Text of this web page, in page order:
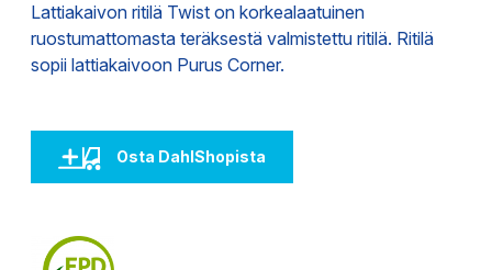
Lattiakaivon ritilä Twist on korkealaatuinen
ruostumattomasta teräksestä valmistettu ritilä. Ritilä
sopii lattiakaivoon Purus Corner.
Osta DahlShopista